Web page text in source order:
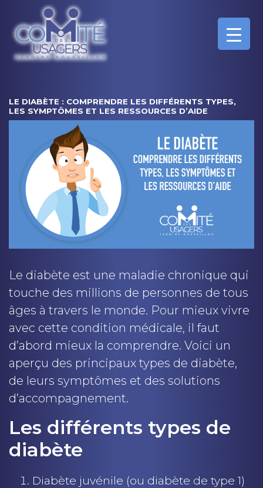
LE DIABÈTE : COMPRENDRE LES DIFFÉRENTS TYPES,
LES SYMPTÔMES ET LES RESSOURCES D’AIDE
Le diabète est une maladie chronique qui
touche des millions de personnes de tous
âges à travers le monde. Pour mieux vivre
avec cette condition médicale, il faut
d’abord mieux la comprendre. Voici un
aperçu des principaux types de diabète,
de leurs symptômes et des solutions
d’accompagnement.
Les différents types de
diabète
Diabète juvénile (ou diabète de type 1)